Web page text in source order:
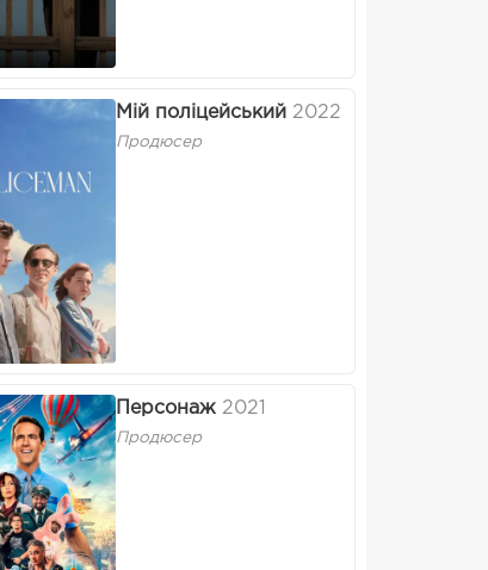
Мій поліцейський 2022
Продюсер
Персонаж 2021
Продюсер